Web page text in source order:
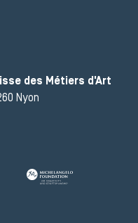
des Métiers d'Art
Nyon